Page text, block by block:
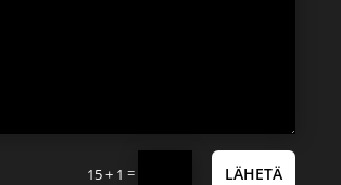
15 + 1 = LÄHETÄ